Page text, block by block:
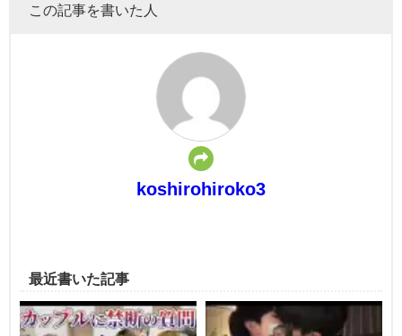
この記事を書いた人
koshirohiroko3
最近書いた記事